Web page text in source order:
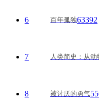
6 百年孤独63392
7 人类简史：从动
8 被讨厌的勇气